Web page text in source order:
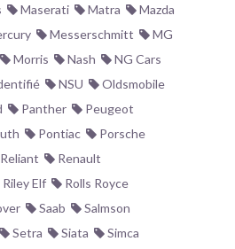
Maserati Matra
Mazda
Messerschmitt
MG
Morris Nash
NG Cars
NSU
Oldsmobile
Panther
Peugeot
Pontiac
Porsche
Reliant
Renault
Riley Elf
Rolls Royce
Saab
Salmson
Setra Siata
Simca